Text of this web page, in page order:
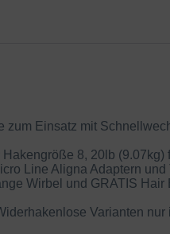
zum Einsatz mit
8, 20lb
Line Aligna Adaptern
Wirbel und GRATIS
Varianten